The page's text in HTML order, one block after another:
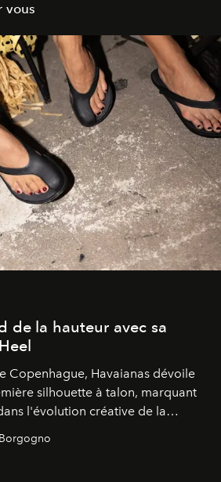
vous
de la hauteur avec sa
Copenhague, Havaianas dévoile
silhouette à talon, marquant
l'évolution créative de la